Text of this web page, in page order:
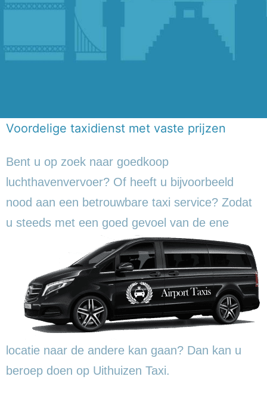
Voordelige taxidienst met vaste prijzen
Bent u op zoek naar goedkoop
luchthavenvervoer? Of heeft u bijvoorbeeld
nood aan een betrouwbare taxi service? Zodat
u steeds met een goed gevoel van de ene
locatie naar de andere kan gaan? Dan kan u
beroep doen op Uithuizen Taxi.